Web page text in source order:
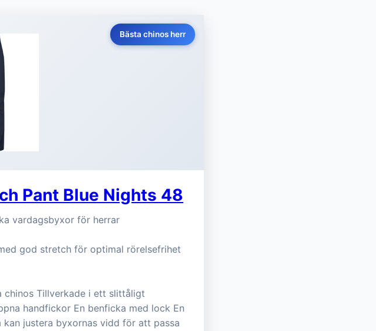
Bästa chinos herr
Pant Blue Nights 48
vardagsbyxor för herrar
god stretch för optimal rörelsefrihet
chinos Tillverkade i ett slittåligt
handfickor En benficka med lock En
justera byxornas vidd för att passa